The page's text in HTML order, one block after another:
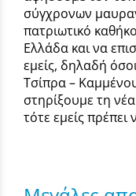
σύγχρονων
πατριωτικό
Ελλάδα και να
εμείς, δηλαδή
Τσίπρα –
στηρίξουμε τη
τότε εμείς πρέπει